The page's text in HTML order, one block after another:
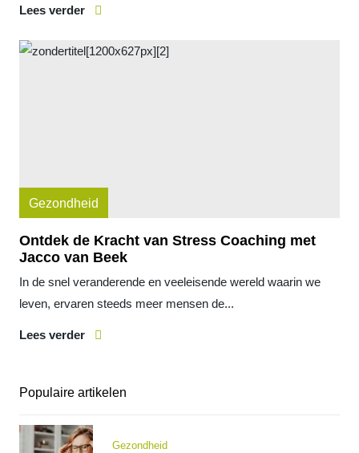
Lees verder
Gezondheid
Ontdek de Kracht van Stress Coaching met
Jacco van Beek
In de snel veranderende en veeleisende wereld waarin we
leven, ervaren steeds meer mensen de...
Lees verder
Populaire artikelen
Gezondheid